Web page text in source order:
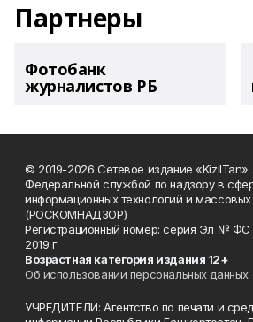
Партнеры
Фотобанк
журналистов РБ
© 2019-2026 Сетевое издание «KizilTan»
Федеральной службой по надзору в
информационных технологий и
(РОСКОМНАДЗОР)
Регистрационный номер: серия Эл № ФС
2019 г.
Возрастная категория издания 12+
Об использовании персональных данных
УЧРЕДИТЕЛИ: Агентство по печати и